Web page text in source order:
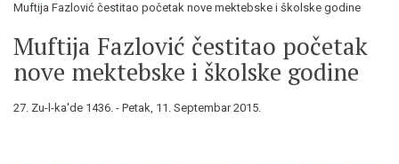
Muftija Fazlović čestitao početak nove mektebske i školske godine
Muftija Fazlović čestitao početak
nove mektebske i školske godine
27. Zu-l-ka'de 1436. - Petak, 11. Septembar 2015.